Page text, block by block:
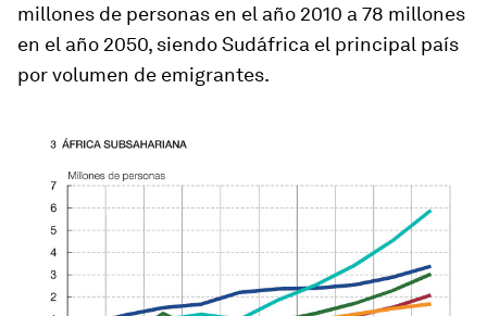
millones de personas en el año 2010 a 78 millones
en el año 2050, siendo Sudáfrica el principal país
por volumen de emigrantes.